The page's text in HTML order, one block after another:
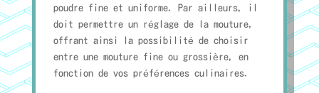
poudre fine et uniforme. Par ailleurs, il
doit permettre un réglage de la mouture,
offrant ainsi la possibilité de choisir
entre une mouture fine ou grossière, en
fonction de vos préférences culinaires.